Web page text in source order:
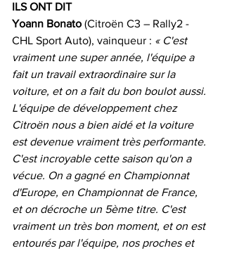
ILS ONT DIT
Yoann Bonato (Citroën C3 – Rally2 -
CHL Sport Auto), vainqueur : « C'est
vraiment une super année, l'équipe a
fait un travail extraordinaire sur la
voiture, et on a fait du bon boulot aussi.
L'équipe de développement chez
Citroën nous a bien aidé et la voiture
est devenue vraiment très performante.
C'est incroyable cette saison qu'on a
vécue. On a gagné en Championnat
d'Europe, en Championnat de France,
et on décroche un 5ème titre. C'est
vraiment un très bon moment, et on est
entourés par l'équipe, nos proches et